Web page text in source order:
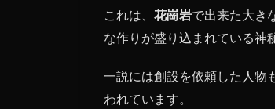
ガイ
ドス
ン
1.1
これは、 花崗岩で出来た大き
な作りが盛り込まれている神
一説には創設を依頼した人物
われています。